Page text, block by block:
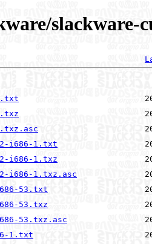
slackware-
i686-1.txt
i686-1.txz
i686-1.txz.asc
53.txt
53.txz
53.txz.asc
1.txt